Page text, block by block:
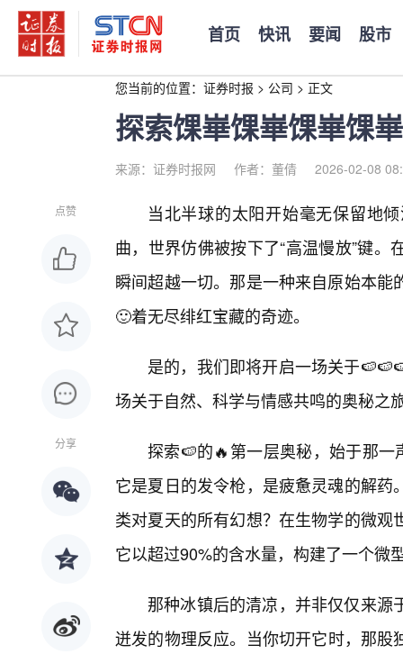
首页 快讯 要闻 股市
您当前的位置： 证券时报 > 公司 > 正文
探索馃崋馃崋馃崋馃
来源：证券时报网 作者：董倩 2026-02-08
点赞
分享
当北半球的太阳开始毫无保留地
曲，世界仿佛被按下了“高温慢放”键
瞬间超越一切。那是一种来自原始本
🙂着无尽绯红宝藏的奇迹。
是的，我们即将开启一场关于
场关于自然、科学与情感共鸣的奥秘之
探索🍉的🔥第一层奥秘，始于那一
它是夏日的发令枪，是疲惫灵魂的解
类对夏天的所有幻想？在生物学的微
它以超过90%的含水量，构建了一个微
那种冰镇后的清凉，并非仅仅来
迸发的物理反应。当你切开它时，那